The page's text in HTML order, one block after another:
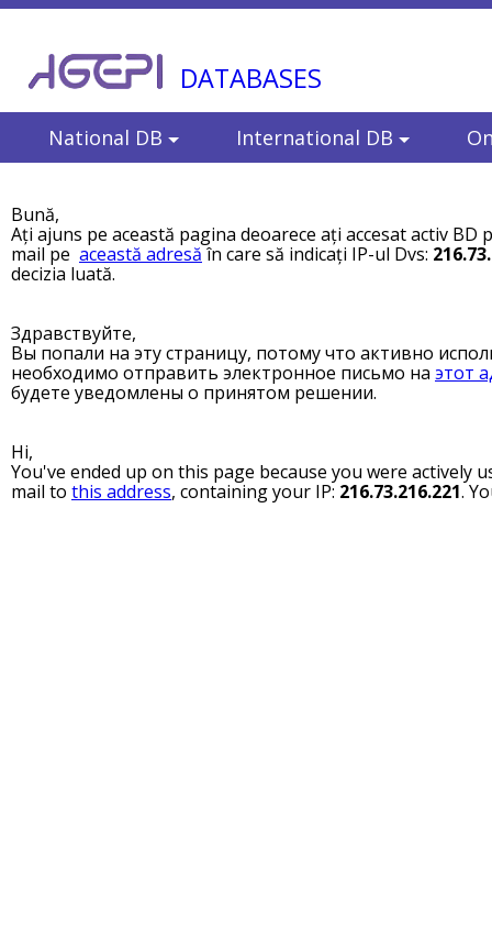
DATABASES
National DB International DB
Bună,
Ați ajuns pe această pagina deoarece ați accesat activ
mail pe această adresă în care să indicați IP-ul Dvs:
decizia luată.
Здравствуйте,
Вы попали на эту страницу, потому что активно
необходимо отправить электронное письмо на этот
будете уведомлены о принятом решении.
Hi,
You've ended up on this page because you were actively
mail to this address, containing your IP: 216.73.216.221.